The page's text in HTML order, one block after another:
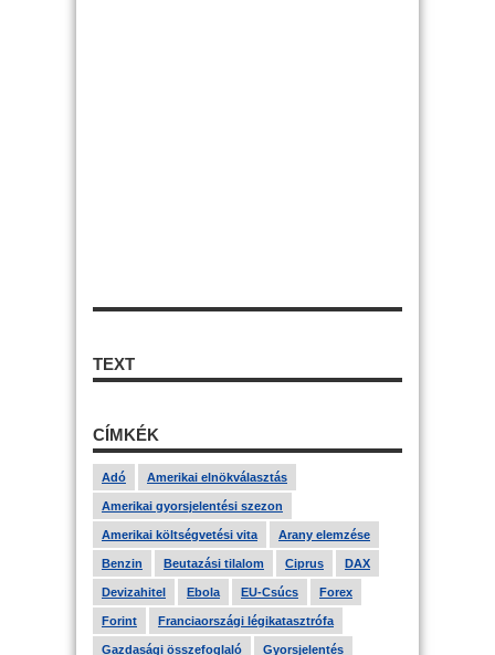
TEXT
CÍMKÉK
Adó Amerikai elnökválasztás
Amerikai gyorsjelentési szezon
Amerikai költségvetési vita Arany elemzése
Benzin Beutazási tilalom Ciprus DAX
Devizahitel Ebola EU-Csúcs Forex
Forint Franciaországi légikatasztrófa
Gazdasági összefoglaló Gyorsjelentés